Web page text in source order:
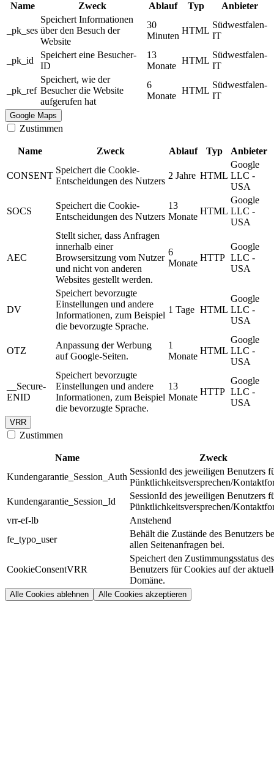
Name Zweck Ablauf Typ Anbieter
_pk_ses
Speichert Informationen
über den Besuch der
Website
30
Minuten
HTML
Südwestfalen-
IT
_pk_id
Speichert eine Besucher-
ID
13
Monate
HTML
Südwestfalen-
IT
_pk_ref
Speichert, wie der
Besucher die Website
aufgerufen hat
6
Monate
HTML
Südwestfalen-
IT
Google Maps
Zustimmen
Name Zweck Ablauf Typ Anbieter
CONSENT
Speichert die Cookie-
Entscheidungen des Nutzers
2 Jahre HTML
Google
LLC -
USA
SOCS
Speichert die Cookie-
Entscheidungen des Nutzers
13
Monate
HTML
Google
LLC -
USA
AEC
Stellt sicher, dass Anfragen
innerhalb einer
Browsersitzung vom Nutzer
und nicht von anderen
Websites gestellt werden.
6
Monate
HTTP
Google
LLC -
USA
DV
Speichert bevorzugte
Einstellungen und andere
Informationen, zum Beispiel
die bevorzugte Sprache.
1 Tage HTML
Google
LLC -
USA
OTZ
Anpassung der Werbung
auf Google-Seiten.
1
Monate
HTML
Google
LLC -
USA
__Secure-
ENID
Speichert bevorzugte
Einstellungen und andere
Informationen, zum Beispiel
die bevorzugte Sprache.
13
Monate
HTTP
Google
LLC -
USA
VRR
Zustimmen
Name
Zweck
Kundengarantie_Session_Auth
SessionId des jeweiligen Benutzers
Pünktlichkeitsversprechen/
Kundengarantie_Session_Id
SessionId des jeweiligen Benutzers
Pünktlichkeitsversprechen/
vrr-ef-lb
Anstehend
fe_typo_user
Behält die Zustände des Benutzers
allen Seitenanfragen bei.
CookieConsentVRR
Speichert den Zustimmungsstatus des
Benutzers für Cookies auf der
Domäne.
Alle Cookies ablehnen Alle Cookies akzeptieren